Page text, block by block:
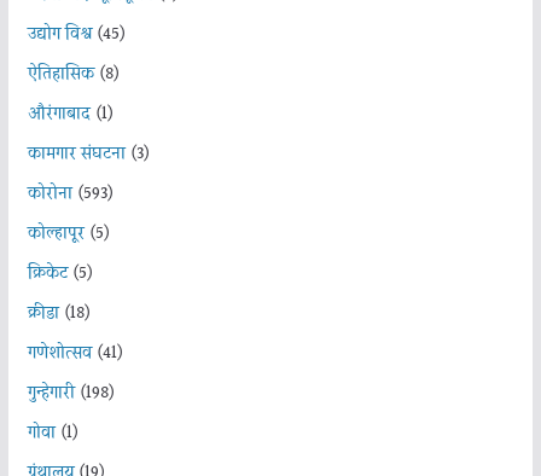
उद्योग विश्व(45)
ऐतिहासिक(8)
औरंगाबाद(1)
कामगार संघटना(3)
कोरोना(593)
कोल्हापूर(5)
क्रिकेट(5)
क्रीडा(18)
गणेशोत्सव(41)
गुन्हेगारी(198)
गोवा(1)